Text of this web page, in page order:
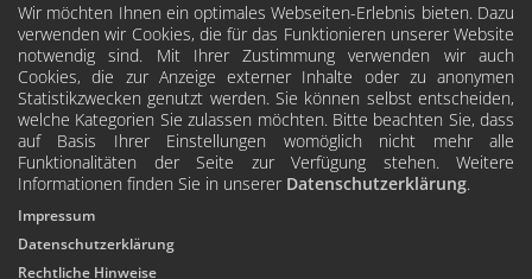
Wir möchten Ihnen ein optimales Webseiten-Erlebnis bieten. Dazu
verwenden wir Cookies, die für das Funktionieren unserer Website
notwendig sind. Mit Ihrer Zustimmung verwenden wir auch
Cookies, die zur Anzeige externer Inhalte oder zu anonymen
Statistikzwecken genutzt werden. Sie können selbst entscheiden,
welche Kategorien Sie zulassen möchten. Bitte beachten Sie, dass
auf Basis Ihrer Einstellungen womöglich nicht mehr alle
Funktionalitäten der Seite zur Verfügung stehen. Weitere
Informationen finden Sie in unserer Datenschutzerklärung.
Impressum
Datenschutzerklärung
Rechtliche Hinweise